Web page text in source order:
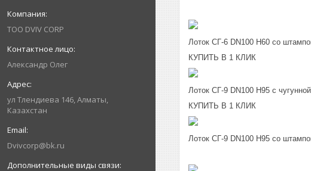
ТОО DVIV CORP
Александр Олег
ул Тлендиева 146, Алматы,
Казахстан
Dvivcorp@bk.ru
Лоток СГ-6 DN100 H60 со
КУПИТЬ В 1 КЛИК
Лоток СГ-9 DN100 H95 с
КУПИТЬ В 1 КЛИК
Лоток СГ-9 DN100 H95 со